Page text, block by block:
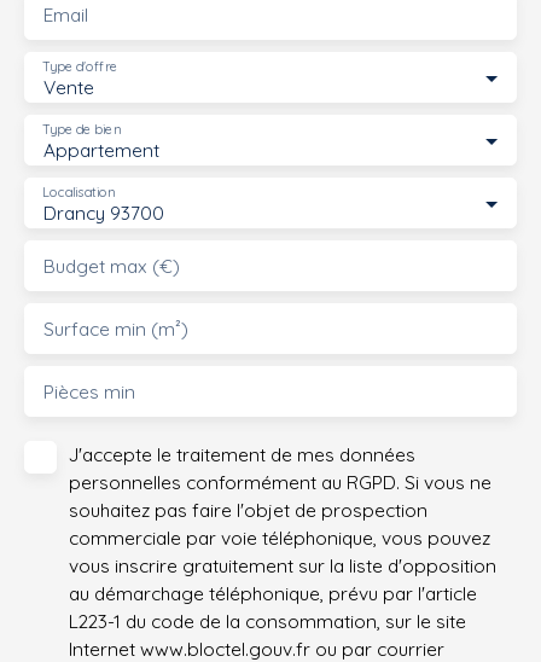
Email
Vente
Type d'offre
Appartement
Type de bien
Drancy 93700
Localisation
Budget max (€)
Surface min (m²)
Pièces min
J'accepte le traitement de mes données
personnelles conformément au RGPD. Si vous ne
souhaitez pas faire l'objet de prospection
commerciale par voie téléphonique, vous pouvez
vous inscrire gratuitement sur la liste d'opposition
au démarchage téléphonique, prévu par l'article
L223-1 du code de la consommation, sur le site
Internet www.bloctel.gouv.fr ou par courrier